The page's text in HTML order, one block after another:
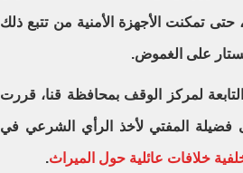
تمكنت الأجهزة الأمنية من تتبع ذلك
على الغموض.
لمركز الوقف بمحافظة قنا، قررت
فضيلة المفتي لأخذ الرأي الشرعي في
خلافات عائلية حول الميراث.